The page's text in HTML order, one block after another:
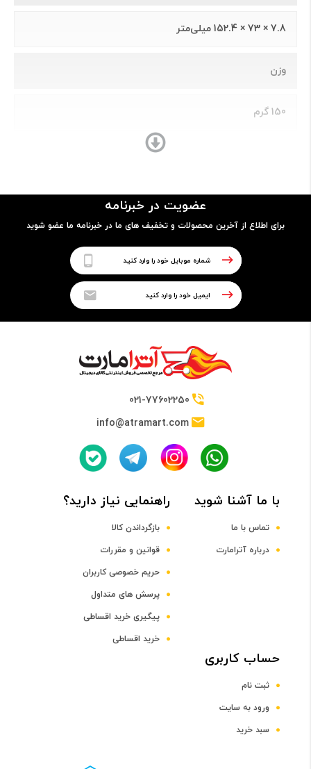
7.8 × 73 × 152.4 میلی‌متر
وزن
150 گرم
- شیشه و آلومینیوم
- مجهز به حس‌گر اثرانگشت
64 بیتی
Qualcomm MSM8937 Snapdragon 430
فرکانس پردازنده مرکزی
Adreno 505 GPU
صفحه نمایش
عضویت در خبرنامه
برای اطلاع از آخرین محصولات و تخفیف های ما در خبرنامه ما عضو شوید
021-77602250
info@atramart.com
با ما آشنا شوید
تماس با ما
درباره آترامارت
راهنمایی نیاز دارید؟
بازگرداندن کالا
قوانین و مقررات
حریم خصوصی کاربران
پرسش های متداول
پیگیری خرید اقساطی
خرید اقساطی
حساب کاربری
ثبت نام
ورود به سایت
سبد خرید